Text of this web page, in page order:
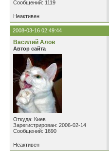
Сообщений: 1119
Неактивен
2008-03-16 02:49:44
Василий Алов
Автор сайта
Откуда: Киев
Зарегистрирован: 2006-02-14
Сообщений: 1690
Неактивен